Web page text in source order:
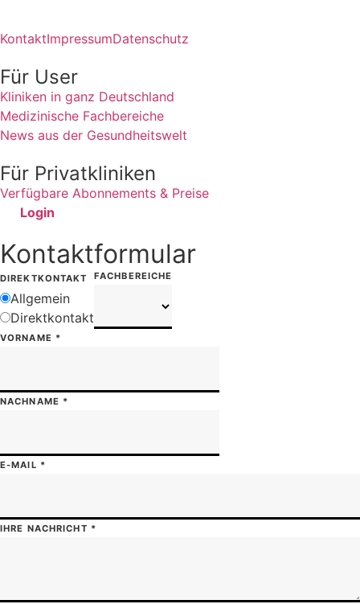
KontaktImpressumDatenschutz
Für User
Kliniken in ganz Deutschland
Medizinische Fachbereiche
News aus der Gesundheitswelt
Für Privatkliniken
Verfügbare Abonnements & Preise
Login
Kontaktformular
DIREKTKONTAKT
Allgemein
Direktkontakt
FACHBEREICHE
VORNAME *
NACHNAME *
E-MAIL *
IHRE NACHRICHT *